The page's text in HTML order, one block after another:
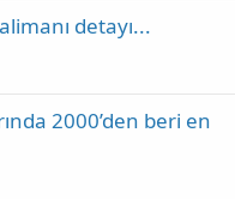
detayı...
2000’den beri en